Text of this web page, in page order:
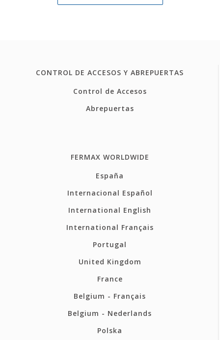
CONTROL DE ACCESOS Y ABREPUERTAS
Control de Accesos
Abrepuertas
FERMAX WORLDWIDE
España
Internacional Español
International English
International Français
Portugal
United Kingdom
France
Belgium - Français
Belgium - Nederlands
Polska